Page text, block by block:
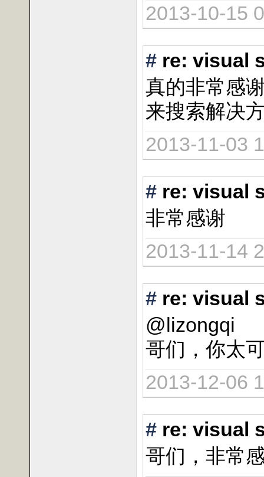
2013-10-15
# re: visual
真的非常感
来搜索解决
2013-11-03
# re: visual
非常感谢
2013-11-14
# re: visual
@lizongqi
哥们，你太
2013-12-06
# re: visual
哥们，非常